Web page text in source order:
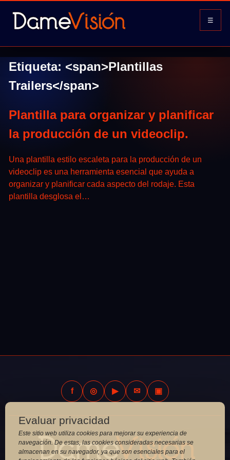
☰
Etiqueta: <span>Plantillas
Trailers</span>
Plantilla para organizar y planificar
la producción de un videoclip.
Una plantilla estilo escaleta para la producción de un
videoclip es una herramienta esencial que ayuda a
organizar y planificar cada aspecto del rodaje. Esta
plantilla desglosa el…
f ◎ ▶ ✉ ▣
Evaluar privacidad
Este sitio web utiliza cookies para mejorar su experiencia de
navegación. De estas, las cookies consideradas necesarias se
almacenan en su navegador, ya que son esenciales para el